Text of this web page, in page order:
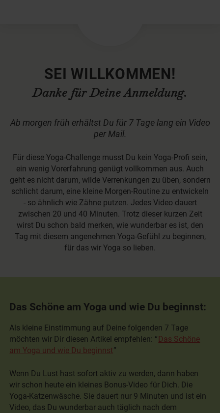
SEI WILLKOMMEN!
Danke für Deine Anmeldung.
Ab morgen früh erhältst Du für 7 Tage lang ein Video
per Mail.
Für diese Yoga-Challenge musst Du kein Yoga-Profi sein,
ein wenig Vorerfahrung genügt vollkommen aus. Auch
geht es nicht darum, wilde Verrenkungen zu üben, sondern
schlicht darum, eine kleine Morgen-Routine zu entwickeln
- so ähnlich wie Zähne putzen. Jedes Video dauert
zwischen 20 und 40 Minuten. Trotz dieser kurzen Zeit
wirst Du schon bald merken, wie wunderbar es ist, den
Tag mit diesem angenehmen Yoga-Gefühl zu beginnen,
für das wir Yoga so lieben.
Das Schöne am Yoga und wie Du beginnst:
Als kleine Einstimmung auf Deine folgenden 7 Tage
möchten wir Dir diesen Artikel empfehlen: “ Das Schöne
am Yoga und wie Du beginnst”
Wenn Du Lust hast sofort aktiv zu werden, dann haben
wir schon heute ein kleines Bonus-Video für Dich. Die
Yoga-Katzenwäsche. Sie dauert nur 9 Minuten und ist ein
Video, das Du wunderbar auch täglich nach dem